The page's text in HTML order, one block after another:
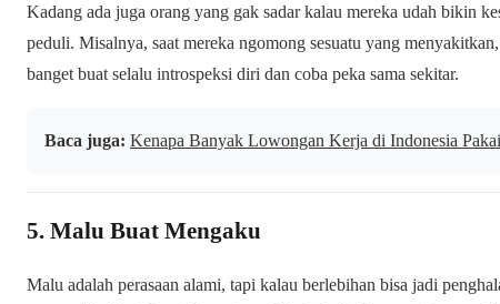
Kadang ada juga orang yang gak sadar kalau mereka udah bikin
peduli. Misalnya, saat mereka ngomong sesuatu yang
banget buat selalu introspeksi diri dan coba peka sama sekitar.
Baca juga: Kenapa Banyak Lowongan Kerja di Indonesia
5. Malu Buat Mengaku
Malu adalah perasaan alami, tapi kalau berlebihan bisa jadi